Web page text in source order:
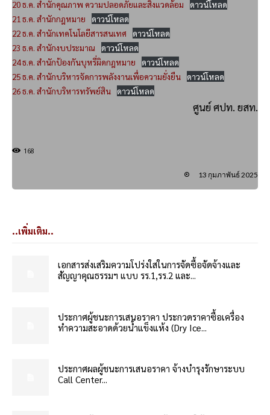
20 ธ.ค. สำนักคุณภาพ ความปลอดภัยและสิ่งแวดล้อม
ดาวน์โหลด
21 ธ.ค. สำนักกฎหมาย
ดาวน์โหลด
22 ธ.ค. สำนักเทคโนโลยีสารสนเทศ
ดาวน์โหลด
23 ธ.ค. สำนักงบประมาณ
ดาวน์โหลด
24 ธ.ค. สำนักป้องกันบุหรี่ผิดกฎหมาย
ดาวน์โหลด
25 ธ.ค. สำนักบริหารจัดการพลังงานเพื่อความยั่งยืน
ดาวน์โหลด
26 ธ.ค. สำนักบริหารทรัพย์สิน
ดาวน์โหลด
ศูนย์ ศปท. ยสท.
168
13 กุมภาพันธ์ 2025
..เพิ่มเติม..
เอกสารส่งเสริมความโปร่งใสในการจัดซื้อจัดจ้างและ
สัญญาคุณธรรมฯ แบบ รร.1,รร.2 และ...
ประกาศผู้ชนะการเสนอราคา ประกวดราคาซื้อเครื่อง
ทำความสะอาดด้วยน้ำแข็งแห้ง (Dry Ice...
ประกาศผลผู้ชนะการเสนอราคา จ้างบำรุงรักษาระบบ
Call Center...